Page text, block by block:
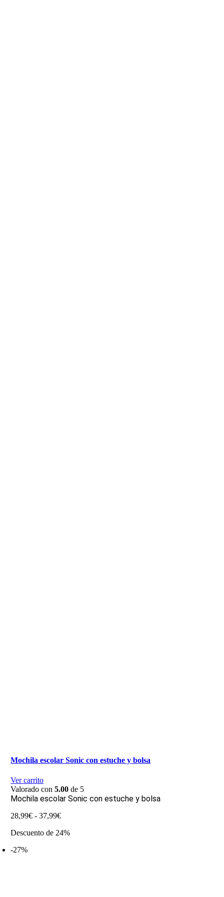
Mochila escolar Sonic con estuche y bolsa
Ver carrito
Valorado con5.00 de 5
Mochila escolar Sonic con estuche y bolsa
28,99€ - 37,99€Rango
precios:
Descuento de 24%
-27%